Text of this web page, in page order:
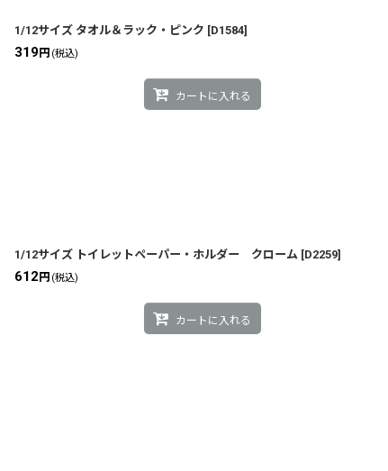
1/12サイズ タオル＆ラック・ピンク [D1584]
319円 (税込)
カートに入れる
1/12サイズ トイレットペーパー・ホルダー クローム [D2259]
612 円 (税込)
カートに入れる